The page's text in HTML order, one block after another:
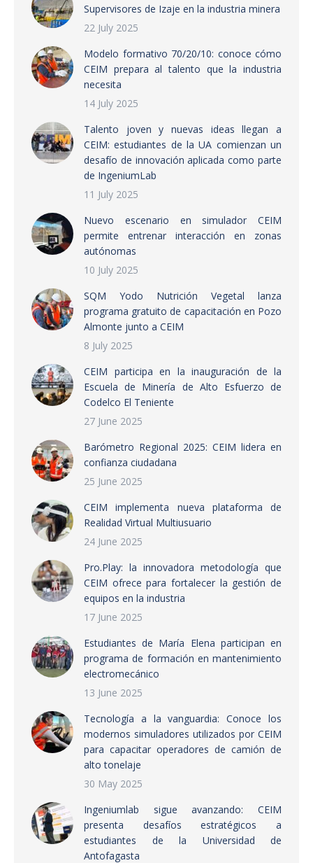
Supervisores de Izaje en la industria minera
22 July 2025
Modelo formativo 70/20/10: conoce cómo
CEIM prepara al talento que la industria
necesita
14 July 2025
Talento joven y nuevas ideas llegan a
CEIM: estudiantes de la UA comienzan un
desafío de innovación aplicada como parte
de IngeniumLab
11 July 2025
Nuevo escenario en simulador CEIM
permite entrenar interacción en zonas
autónomas
10 July 2025
SQM Yodo Nutrición Vegetal lanza
programa gratuito de capacitación en Pozo
Almonte junto a CEIM
8 July 2025
CEIM participa en la inauguración de la
Escuela de Minería de Alto Esfuerzo de
Codelco El Teniente
27 June 2025
Barómetro Regional 2025: CEIM lidera en
confianza ciudadana
25 June 2025
CEIM implementa nueva plataforma de
Realidad Virtual Multiusuario
24 June 2025
Pro.Play: la innovadora metodología que
CEIM ofrece para fortalecer la gestión de
equipos en la industria
17 June 2025
Estudiantes de María Elena participan en
programa de formación en mantenimiento
electromecánico
13 June 2025
Tecnología a la vanguardia: Conoce los
modernos simuladores utilizados por CEIM
para capacitar operadores de camión de
alto tonelaje
30 May 2025
Ingeniumlab sigue avanzando: CEIM
presenta desafíos estratégicos a
estudiantes de la Universidad de
Antofagasta